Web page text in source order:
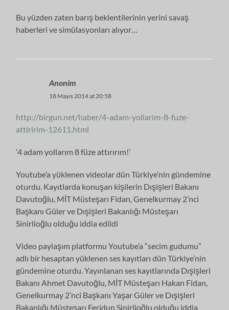
Bu yüzden zaten barış beklentilerinin yerini savaş
haberleri ve simülasyonları alıyor…
Anonim
18 Mayıs 2014 at 20:58
http://birgun.net/haber/4-adam-yollarim-8-fuze-
attiririm-12611.html
‘4 adam yollarım 8 füze attırırım!’
Youtube’a yüklenen videolar dün Türkiye’nin gündemine
oturdu. Kayıtlarda konuşan kişilerin Dışişleri Bakanı
Davutoğlu, MİT Müsteşarı Fidan, Genelkurmay 2’nci
Başkanı Güler ve Dışişleri Bakanlığı Müsteşarı
Sinirlioğlu olduğu iddia edildi
Video paylaşım platformu Youtube’a “secim gudumu”
adlı bir hesaptan yüklenen ses kayıtları dün Türkiye’nin
gündemine oturdu. Yayınlanan ses kayıtlarında Dışişleri
Bakanı Ahmet Davutoğlu, MİT Müsteşarı Hakan Fidan,
Genelkurmay 2’nci Başkanı Yaşar Güler ve Dışişleri
Bakanlığı Müsteşarı Feridun Sinirlioğlu olduğu iddia